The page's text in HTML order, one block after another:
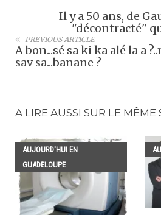
Il y a 50 ans, de
"décontracté"
PREVIOUS ARTICLE
A bon...sé sa ki ka alé la a
sav sa...banane ?
A LIRE AUSSI SUR LE MÊME
AUJOURD'HUI EN
GUADELOUPE